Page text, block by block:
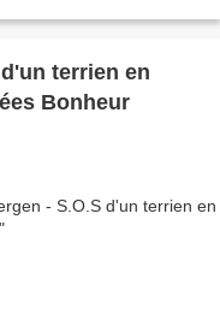
terrien en
Bonheur